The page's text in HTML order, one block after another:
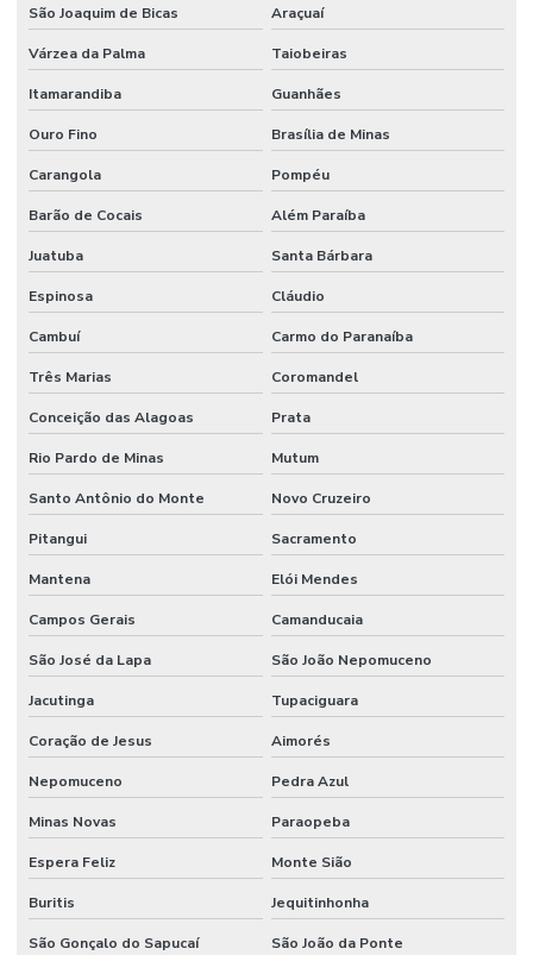
São Joaquim de Bicas Araçuaí
Várzea da Palma Taiobeiras
Itamarandiba Guanhães
Ouro Fino Brasília de Minas
Carangola Pompéu
Barão de Cocais Além Paraíba
Juatuba Santa Bárbara
Espinosa Cláudio
Cambuí Carmo do Paranaíba
Três Marias Coromandel
Conceição das Alagoas Prata
Rio Pardo de Minas Mutum
Santo Antônio do Monte Novo Cruzeiro
Pitangui Sacramento
Mantena Elói Mendes
Campos Gerais Camanducaia
São José da Lapa São João Nepomuceno
Jacutinga Tupaciguara
Coração de Jesus Aimorés
Nepomuceno Pedra Azul
Minas Novas Paraopeba
Espera Feliz Monte Sião
Buritis Jequitinhonha
São Gonçalo do Sapucaí São João da Ponte